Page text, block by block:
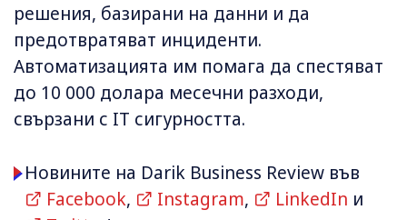
решения, базирани на данни и да
предотвратяват инциденти.
Автоматизацията им помага да спестяват
до 10 000 долара месечни разходи,
свързани с IT сигурността.
Новините на Darik Business Review във
Facebook, Instagram, LinkedIn и